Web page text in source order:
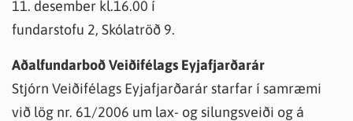
11. desember kl.16.00 í
fundarstofu 2, Skólatröð 9.
Aðalfundarboð Veiðifélags Eyjafjarðarár
Stjórn Veiðifélags Eyjafjarðarár starfar í samræmi
við lög nr. 61/2006 um lax- og silungsveiði og á